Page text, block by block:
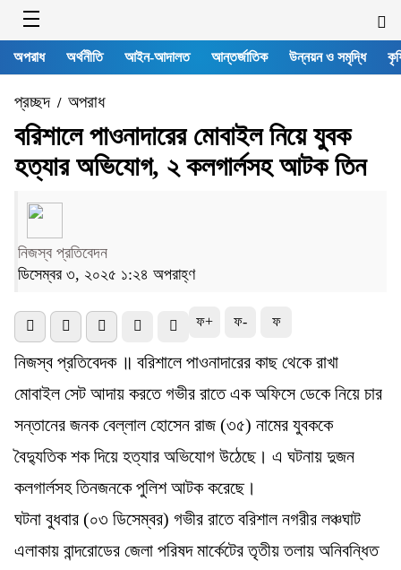
অপরাধ অর্থনীতি আইন-আদালত আন্তর্জাতিক উন্নয়ন ও সমৃদ্ধি
প্রচ্ছদ/ অপরাধ
বরিশালে পাওনাদারের মোবাইল নিয়ে যুবক
হত্যার অভিযোগ, ২ কলগার্লসহ আটক তিন
নিজস্ব প্রতিবেদন
ডিসেম্বর ৩, ২০২৫ ১:২৪ অপরাহ্ণ
ফ+ ফ- ফ
নিজস্ব প্রতিবেদক ॥ বরিশালে পাওনাদারের কাছ থেকে রাখা
মোবাইল সেট আদায় করতে গভীর রাতে এক অফিসে ডেকে নিয়ে চার
সন্তানের জনক বেল্লাল হোসেন রাজ (৩৫) নামের যুবককে
বৈদ্যুতিক শক দিয়ে হত্যার অভিযোগ উঠেছে। এ ঘটনায় দুজন
কলগার্লসহ তিনজনকে পুলিশ আটক করেছে।
ঘটনা বুধবার (০৩ ডিসেম্বর) গভীর রাতে বরিশাল নগরীর লঞ্চঘাট
এলাকায় বান্দরোডের জেলা পরিষদ মার্কেটের তৃতীয় তলায় অনিবন্ধিত